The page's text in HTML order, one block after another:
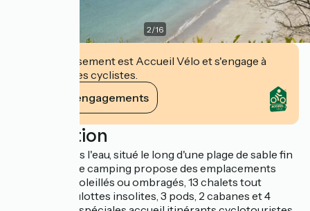
2/16
Cet établissement est Accueil Vélo et s'engage à
accueillir des cyclistes.
Voir ses engagements
Description
Les pieds dans l'eau, situé le long d'une plage de sable fin
face à la mer, le camping propose des emplacements
spacieux, ensoleillés ou ombragés, 13 chalets tout
confort, 4 roulottes insolites, 3 pods, 2 cabanes et 4